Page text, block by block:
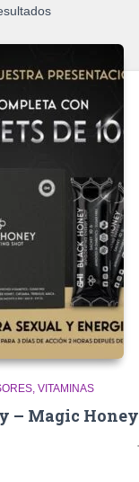
VITAMINAS
– Magic Honey